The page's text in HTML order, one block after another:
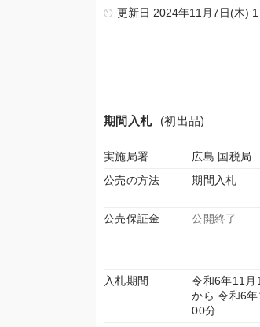
更新日 2024年11月7日(木)
期間入札 (初出品)
実施局署 広島 国税局
公売の方法
期間入札
公売保証金 公開終了
入札期間
令和6年11月
から 令和6
00分